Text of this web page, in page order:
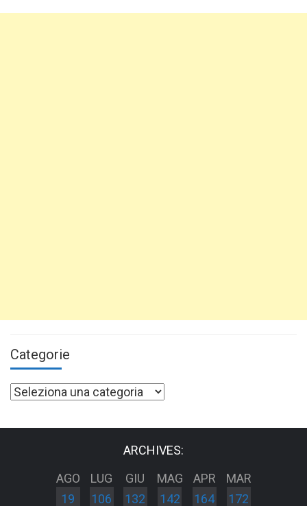
Categorie
Categorie
ARCHIVES:
AGO
19
LUG
106
GIU
132
MAG
142
APR
164
MAR
172